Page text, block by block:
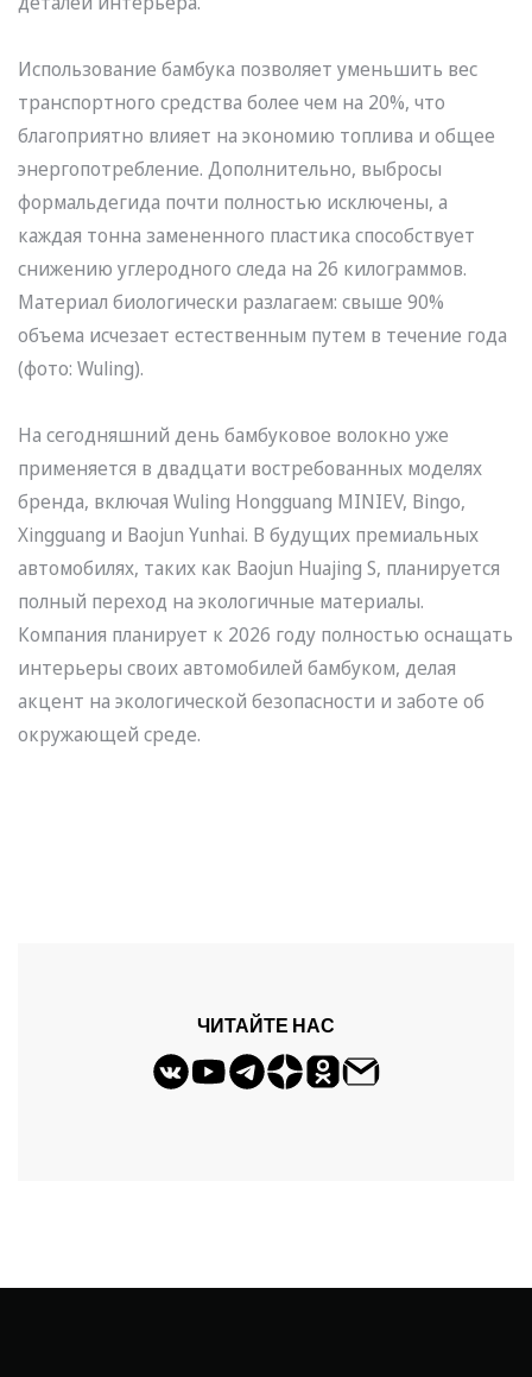
Использование бамбука позволяет уменьшить вес
транспортного средства более чем на 20%, что
благоприятно влияет на экономию топлива и общее
энергопотребление. Дополнительно, выбросы
формальдегида почти полностью исключены, а
каждая тонна замененного пластика способствует
снижению углеродного следа на 26 килограммов.
Материал биологически разлагаем: свыше 90%
объема исчезает естественным путем в течение года
(фото: Wuling).
На сегодняшний день бамбуковое волокно уже
применяется в двадцати востребованных моделях
бренда, включая Wuling Hongguang MINIEV, Bingo,
Xingguang и Baojun Yunhai. В будущих премиальных
автомобилях, таких как Baojun Huajing S, планируется
полный переход на экологичные материалы.
Компания планирует к 2026 году полностью оснащать
интерьеры своих автомобилей бамбуком, делая
акцент на экологической безопасности и заботе об
окружающей среде.
ЧИТАЙТЕ НАС